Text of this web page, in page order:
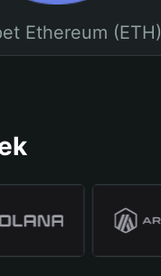
Ethereum (ETH)